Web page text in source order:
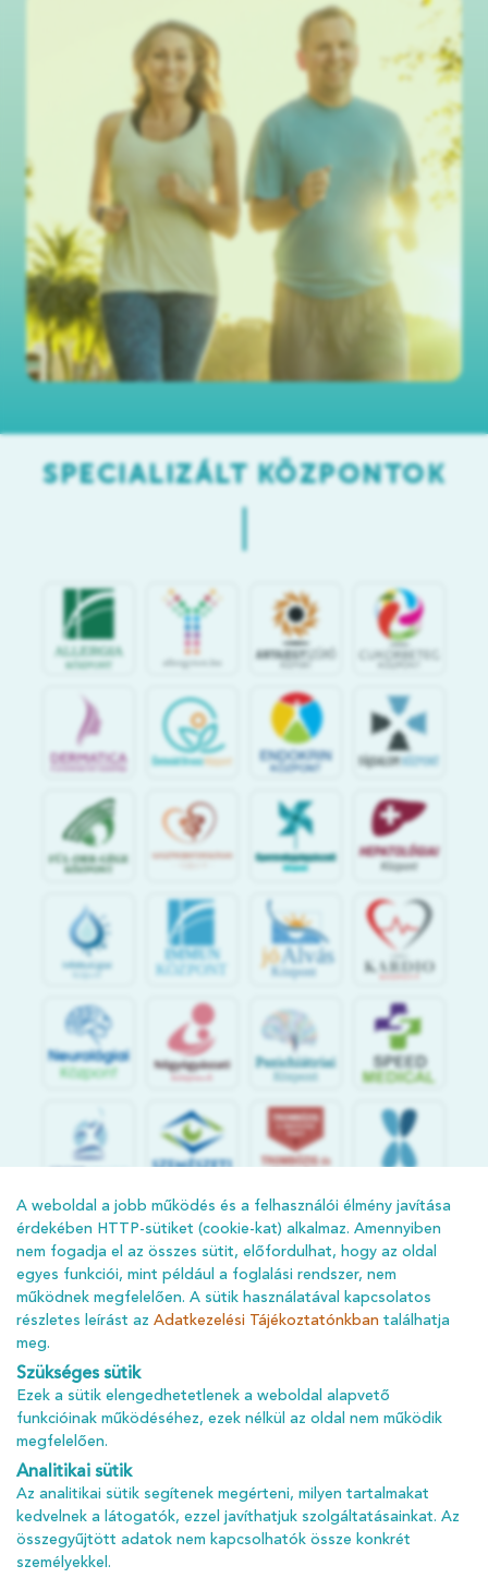
SPECIALIZÁLT KÖZPONTOK
IMMUN
KÖZPONT
jóAlvás
Központ
ÁSZF
ADATKEZELÉSI TÁJÉKOZTATÓ
ADATVÉDELMI TÁJÉKOZTATÓ
IMPRESSZUM
KARRIER
A weboldal a jobb működés és a felhasználói élmény javítása
érdekében HTTP-sütiket (cookie-kat) alkalmaz. Amennyiben
nem fogadja el az összes sütit, előfordulhat, hogy az oldal
egyes funkciói, mint például a foglalási rendszer, nem
működnek megfelelően. A sütik használatával kapcsolatos
részletes leírást az Adatkezelési Tájékoztatónkban találhatja
meg.
Szükséges sütik
Ezek a sütik elengedhetetlenek a weboldal alapvető
funkcióinak működéséhez, ezek nélkül az oldal nem működik
megfelelően.
Analitikai sütik
Az analitikai sütik segítenek megérteni, milyen tartalmakat
kedvelnek a látogatók, ezzel javíthatjuk szolgáltatásainkat. Az
összegyűjtött adatok nem kapcsolhatók össze konkrét
személyekkel.